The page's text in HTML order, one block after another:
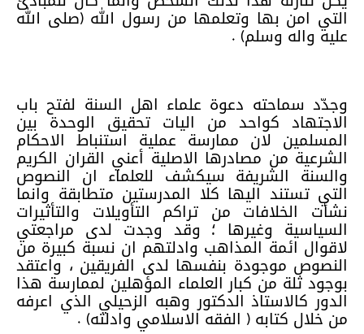
التي امن بها وتعلمها من رسول الله (صلى الله
عليه واله وسلم) .
وجدّد سماحته دعوة علماء اهل السنة لفتح باب
الاجتهاد كواحد من اليات تحقيق الوحدة بين
المسلمين لان ممارسة عملية استنباط الاحكام
الشرعية من مصادرها الاصلية أعني القران الكريم
والسنة الشريفة سيكشف للعلماء ان النصوص
التي تستند اليها كلا المدرستين متطابقة وانما
نشأت الخلافات من تراكم التأويلات والتأثيرات
السياسية وغيرها ؛ وقد وجدت لدى مراجعتي
لاقوال ائمة المذاهب وادلتهم ان نسبة كبيرة من
النصوص موجودة بنفسها لدى الفريقين ، واعتقد
بوجود ثلة من كبار العلماء المؤهلين لممارسة هذا
الدور كالاستاذ الدكتور وهبه الزحيلي الذي اعرفه
من خلال كتابه ( الفقه الاسلامي وادلته) .